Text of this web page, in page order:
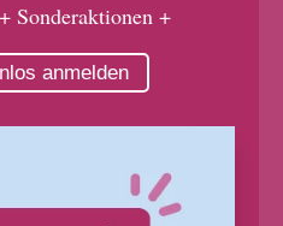
Sonderaktionen +
anmelden